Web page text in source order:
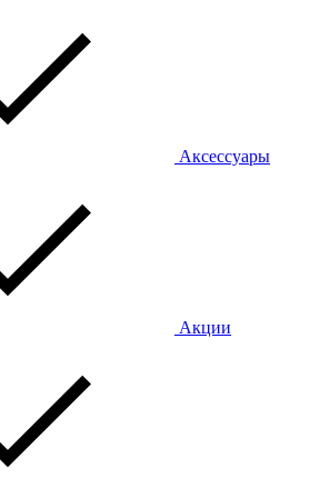
Аксессуары
Акции